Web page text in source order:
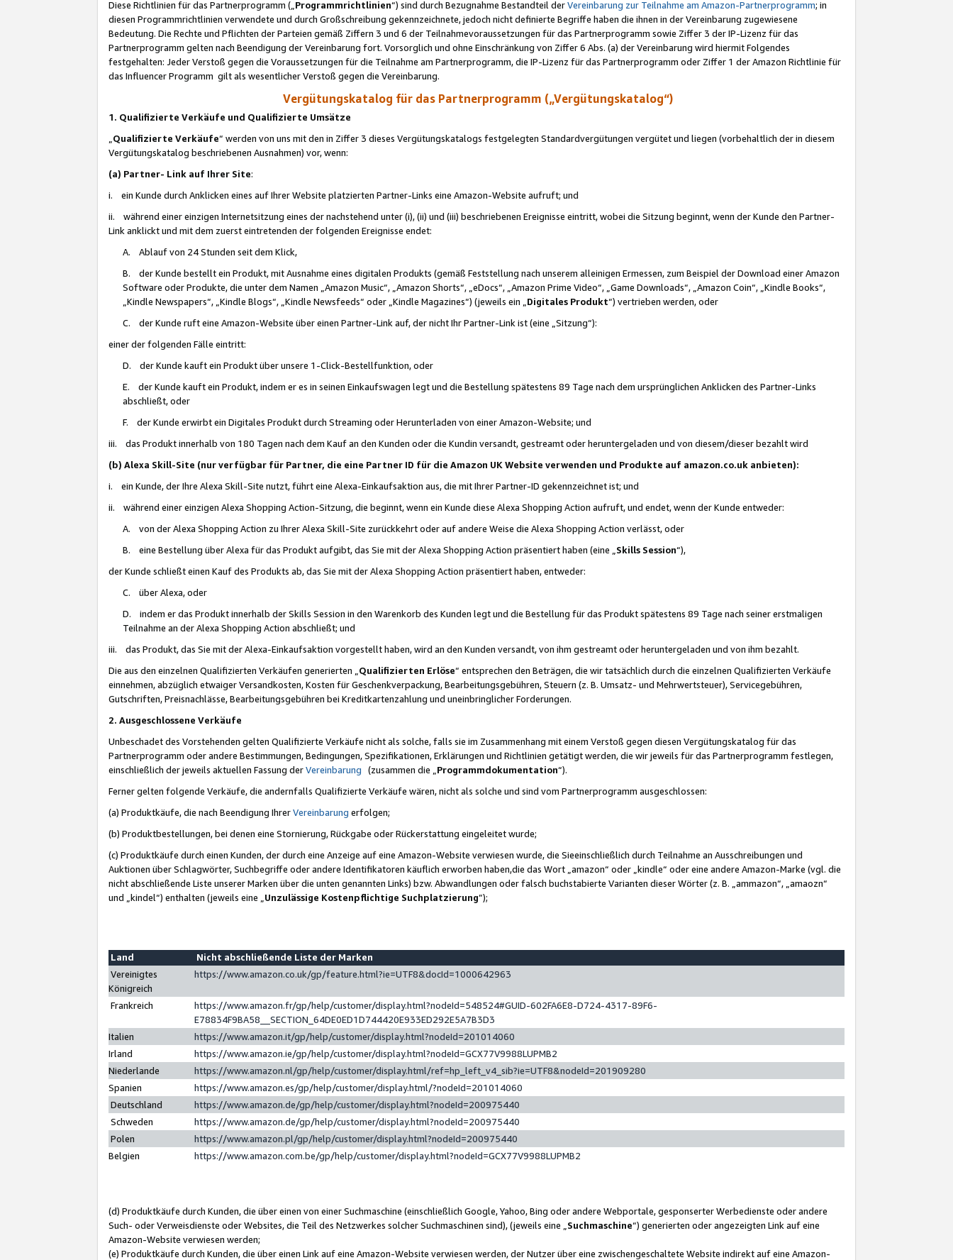
Diese Richtlinien für das Partnerprogramm („Programmrichtlinien“) sind durch Bezugnahme Bestandteil derVereinbarung zur Teilnahme am Amazon-Partnerprogramm; in
diesen Programmrichtlinien verwendete und durch Großschreibung gekennzeichnete, jedoch nicht definierte Begriffe haben die ihnen in der Vereinbarung zugewiesene
Bedeutung. Die Rechte und Pflichten der Parteien gemäß Ziffern 3 und 6 der Teilnahmevoraussetzungen für das Partnerprogramm sowie Ziffer 3 der IP-Lizenz für das
Partnerprogramm gelten nach Beendigung der Vereinbarung fort. Vorsorglich und ohne Einschränkung von Ziffer 6 Abs. (a) der Vereinbarung wird hiermit Folgendes
festgehalten: Jeder Verstoß gegen die Voraussetzungen für die Teilnahme am Partnerprogramm, die IP-Lizenz für das Partnerprogramm oder Ziffer 1 der Amazon Richtlinie für
das Influencer Programm gilt als wesentlicher Verstoß gegen die Vereinbarung.
Vergütungskatalog für das Partnerprogramm („Vergütungskatalog“)
1. Qualifizierte Verkäufe und Qualifizierte Umsätze
Qualifizierte Verkäufe“ werden von uns mit den in Ziffer 3 dieses Vergütungskatalogs festgelegten Standardvergütungen vergütet und liegen (vorbehaltlich der in diesem
Vergütungskatalog beschriebenen Ausnahmen) vor, wenn:
(a) Partner- Link auf Ihrer Site:
i. ein Kunde durch Anklicken eines auf Ihrer Website platzierten Partner-Links eine Amazon-Website aufruft; und
ii. während einer einzigen Internetsitzung eines der nachstehend unter (i), (ii) und (iii) beschriebenen Ereignisse eintritt, wobei die Sitzung beginnt, wenn der Kunde den Partner-
Link anklickt und mit dem zuerst eintretenden der folgenden Ereignisse endet:
A. Ablauf von 24 Stunden seit dem Klick,
B. der Kunde bestellt ein Produkt, mit Ausnahme eines digitalen Produkts (gemäß Feststellung nach unserem alleinigen Ermessen, zum Beispiel der Download einer Amazon
Software oder Produkte, die unter dem Namen „Amazon Music“, „Amazon Shorts“, „eDocs“, „Amazon Prime Video“, „Game Downloads“, „Amazon Coin“, „Kindle Books“,
„Kindle Newspapers“, „Kindle Blogs“, „Kindle Newsfeeds“ oder „Kindle Magazines“) (jeweils ein „ Digitales Produkt“) vertrieben werden, oder
C. der Kunde ruft eine Amazon-Website über einen Partner-Link auf, der nicht Ihr Partner-Link ist (eine „Sitzung“):
einer der folgenden Fälle eintritt:
D. der Kunde kauft ein Produkt über unsere 1-Click-Bestellfunktion, oder
E. der Kunde kauft ein Produkt, indem er es in seinen Einkaufswagen legt und die Bestellung spätestens 89 Tage nach dem ursprünglichen Anklicken des Partner-Links
abschließt, oder
F. der Kunde erwirbt ein Digitales Produkt durch Streaming oder Herunterladen von einer Amazon-Website; und
iii. das Produkt innerhalb von 180 Tagen nach dem Kauf an den Kunden oder die Kundin versandt, gestreamt oder heruntergeladen und von diesem/dieser bezahlt wird
(b) Alexa Skill-Site (nur verfügbar für Partner, die eine Partner ID für die Amazon UK Website verwenden und Produkte auf amazon.co.uk anbieten):
i. ein Kunde, der Ihre Alexa Skill-Site nutzt, führt eine Alexa-Einkaufsaktion aus, die mit Ihrer Partner-ID gekennzeichnet ist; und
ii. während einer einzigen Alexa Shopping Action-Sitzung, die beginnt, wenn ein Kunde diese Alexa Shopping Action aufruft, und endet, wenn der Kunde entweder:
A. von der Alexa Shopping Action zu Ihrer Alexa Skill-Site zurückkehrt oder auf andere Weise die Alexa Shopping Action verlässt, oder
B. eine Bestellung über Alexa für das Produkt aufgibt, das Sie mit der Alexa Shopping Action präsentiert haben (eine „ Skills Session“),
der Kunde schließt einen Kauf des Produkts ab, das Sie mit der Alexa Shopping Action präsentiert haben, entweder:
C. über Alexa, oder
D. indem er das Produkt innerhalb der Skills Session in den Warenkorb des Kunden legt und die Bestellung für das Produkt spätestens 89 Tage nach seiner erstmaligen
Teilnahme an der Alexa Shopping Action abschließt; und
iii. das Produkt, das Sie mit der Alexa-Einkaufsaktion vorgestellt haben, wird an den Kunden versandt, von ihm gestreamt oder heruntergeladen und von ihm bezahlt.
Die aus den einzelnen Qualifizierten Verkäufen generierten „ Qualifizierten Erlöse“ entsprechen den Beträgen, die wir tatsächlich durch die einzelnen Qualifizierten Verkäufe
einnehmen, abzüglich etwaiger Versandkosten, Kosten für Geschenkverpackung, Bearbeitungsgebühren, Steuern (z. B. Umsatz- und Mehrwertsteuer), Servicegebühren,
Gutschriften, Preisnachlässe, Bearbeitungsgebühren bei Kreditkartenzahlung und uneinbringlicher Forderungen.
2. Ausgeschlossene Verkäufe
Unbeschadet des Vorstehenden gelten Qualifizierte Verkäufe nicht als solche, falls sie im Zusammenhang mit einem Verstoß gegen diesen Vergütungskatalog für das
Partnerprogramm oder andere Bestimmungen, Bedingungen, Spezifikationen, Erklärungen und Richtlinien getätigt werden, die wir jeweils für das Partnerprogramm festlegen,
einschließlich der jeweils aktuellen Fassung derVereinbarung (zusammen die „ Programmdokumentation“).
Ferner gelten folgende Verkäufe, die andernfalls Qualifizierte Verkäufe wären, nicht als solche und sind vom Partnerprogramm ausgeschlossen:
(a) Produktkäufe, die nach Beendigung IhrerVereinbarung erfolgen;
(b) Produktbestellungen, bei denen eine Stornierung, Rückgabe oder Rückerstattung eingeleitet wurde;
(c) Produktkäufe durch einen Kunden, der durch eine Anzeige auf eine Amazon-Website verwiesen wurde, die Sieeinschließlich durch Teilnahme an Ausschreibungen und
Auktionen über Schlagwörter, Suchbegriffe oder andere Identifikatoren käuflich erworben haben,die das Wort „amazon“ oder „kindle“ oder eine andere Amazon-Marke (vgl. die
nicht abschließende Liste unserer Marken über die unten genannten Links) bzw. Abwandlungen oder falsch buchstabierte Varianten dieser Wörter (z. B. „ammazon“, „amaozn“
und „kindel“) enthalten (jeweils eine „ Unzulässige Kostenpflichtige Suchplatzierung”);
Land
Nicht abschließende Liste der Marken
Vereinigtes
Königreich
https://www.amazon.co.uk/gp/feature.html?ie=UTF8&docId=1000642963
Frankreich
https://www.amazon.fr/gp/help/customer/display.html?nodeId=548524#GUID-602FA6E8-D724-4317-89F6-
E78834F9BA58__SECTION_64DE0ED1D744420E933ED292E5A7B3D3
Italien
https://www.amazon.it/gp/help/customer/display.html?nodeId=201014060
Irland
https://www.amazon.ie/gp/help/customer/display.html?nodeId=GCX77V9988LUPMB2
Niederlande
https://www.amazon.nl/gp/help/customer/display.html/ref=hp_left_v4_sib?ie=UTF8&nodeId=201909280
Spanien
https://www.amazon.es/gp/help/customer/display.html/?nodeId=201014060
Deutschland
https://www.amazon.de/gp/help/customer/display.html?nodeId=200975440
Schweden
https://www.amazon.de/gp/help/customer/display.html?nodeId=200975440
Polen
https://www.amazon.pl/gp/help/customer/display.html?nodeId=200975440
Belgien
https://www.amazon.com.be/gp/help/customer/display.html?nodeId=GCX77V9988LUPMB2
(d) Produktkäufe durch Kunden, die über einen von einer Suchmaschine (einschließlich Google, Yahoo, Bing oder andere Webportale, gesponserter Werbedienste oder andere
Such- oder Verweisdienste oder Websites, die Teil des Netzwerkes solcher Suchmaschinen sind), (jeweils eine „ Suchmaschine“) generierten oder angezeigten Link auf eine
Amazon-Website verwiesen werden;
(e) Produktkäufe durch Kunden, die über einen Link auf eine Amazon-Website verwiesen werden, der Nutzer über eine zwischengeschaltete Website indirekt auf eine Amazon-